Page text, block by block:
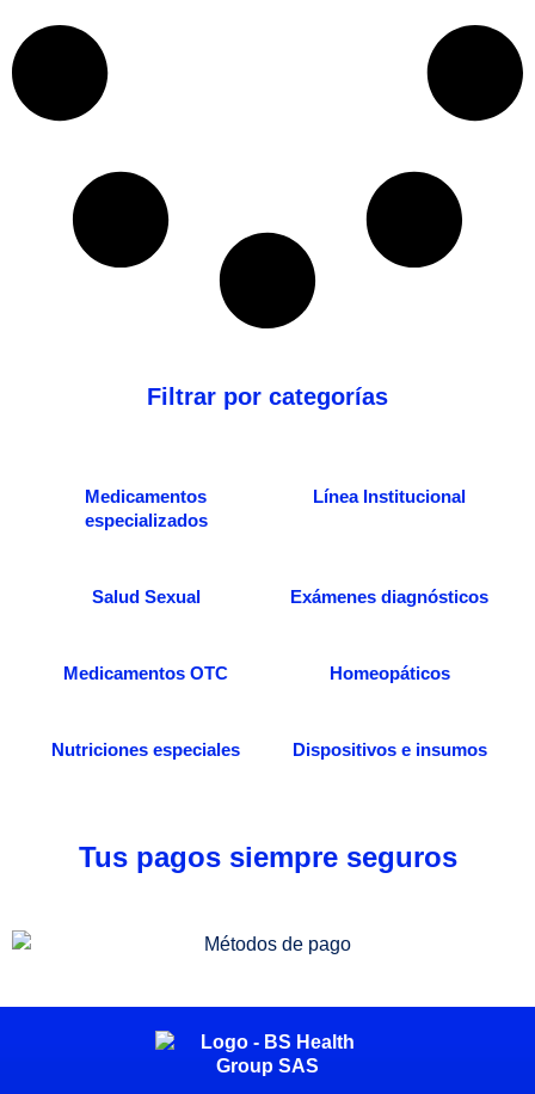
Filtrar por categorías
Medicamentos
especializados
Línea Institucional
Salud Sexual Exámenes diagnósticos
Medicamentos OTC Homeopáticos
Nutriciones especiales Dispositivos e insumos
Tus pagos siempre seguros